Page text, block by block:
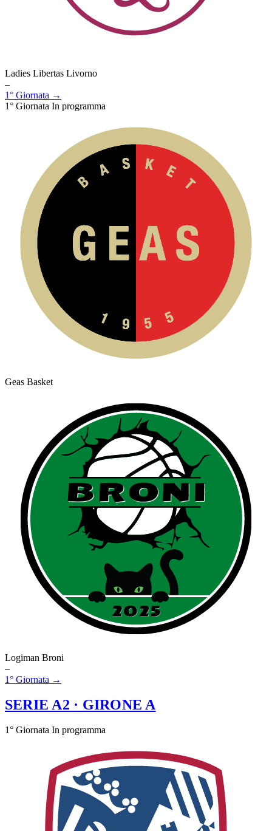
Ladies Libertas Livorno
–
1° Giornata →
1° Giornata In programma
Geas Basket
Logiman Broni
–
1° Giornata →
SERIE A2 · GIRONE A
1° Giornata In programma